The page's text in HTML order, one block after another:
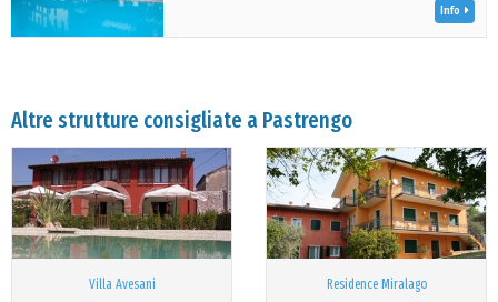
Info
Altre strutture consigliate a Pastrengo
Villa Avesani Residence Miralago